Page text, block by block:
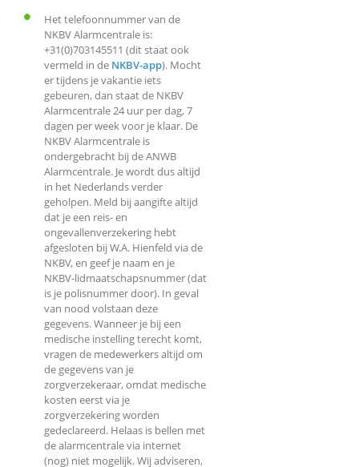
Het telefoonnummer van de
NKBV Alarmcentrale is:
+31(0)703145511 (dit staat ook
vermeld in de NKBV-app). Mocht
er tijdens je vakantie iets
gebeuren, dan staat de NKBV
Alarmcentrale 24 uur per dag, 7
dagen per week voor je klaar. De
NKBV Alarmcentrale is
ondergebracht bij de ANWB
Alarmcentrale. Je wordt dus altijd
in het Nederlands verder
geholpen. Meld bij aangifte altijd
dat je een reis- en
ongevallenverzekering hebt
afgesloten bij W.A. Hienfeld via de
NKBV, en geef je naam en je
NKBV-lidmaatschapsnummer (dat
is je polisnummer door). In geval
van nood volstaan deze
gegevens. Wanneer je bij een
medische instelling terecht komt,
vragen de medewerkers altijd om
de gegevens van je
zorgverzekeraar, omdat medische
kosten eerst via je
zorgverzekering worden
gedeclareerd. Helaas is bellen met
de alarmcentrale via internet
(nog) niet mogelijk. Wij adviseren,